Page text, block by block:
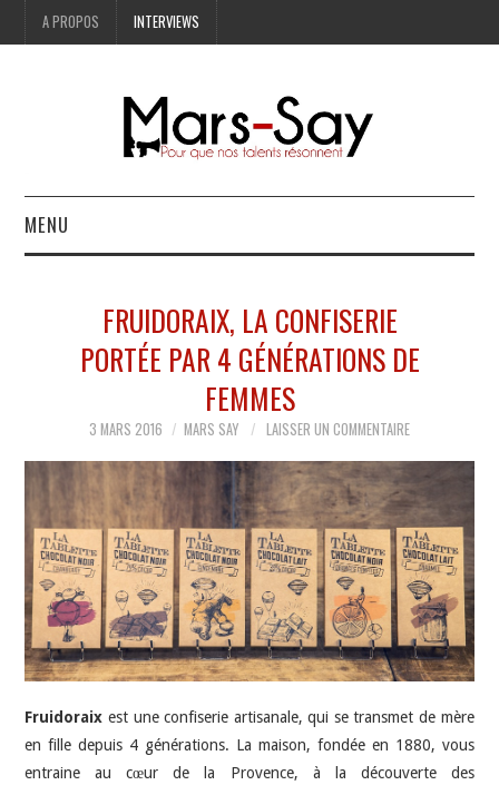
A PROPOS INTERVIEWS
MENU
HIGH-TECH
IDÉES SORTIES
INTERVIEWS
FRUIDORAIX, LA CONFISERIE
PORTÉE PAR 4 GÉNÉRATIONS DE
FEMMES
3 MARS 2016 MARS SAY LAISSER UN COMMENTAIRE
Fruidoraix est une confiserie artisanale, qui se transmet de mère
en fille depuis 4 générations. La maison, fondée en 1880, vous
entraine au cœur de la Provence, à la découverte des